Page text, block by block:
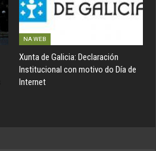
NA WEB
Xunta de Galicia: Declaración
Institucional con motivo do Día de
Internet